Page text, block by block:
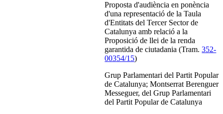
Proposta d'audiència en ponència
d'una representació de la Taula
d'Entitats del Tercer Sector de
Catalunya amb relació a la
Proposició de llei de la renda
garantida de ciutadania (Tram.352-
00354/15)
Grup Parlamentari del Partit Popular
de Catalunya; Montserrat Berenguer
Messeguer, del Grup Parlamentari
del Partit Popular de Catalunya